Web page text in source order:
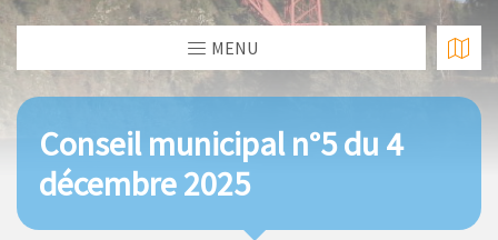
MENU
Conseil municipal n°5 du 4
décembre 2025